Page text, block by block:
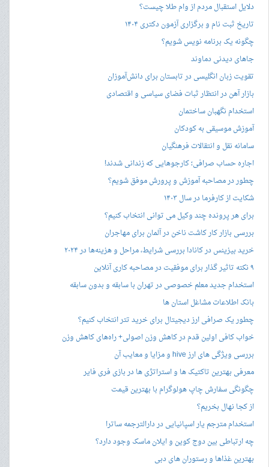
دلایل استقبال مردم از وام طلا چیست؟
تاریخ ثبت نام و برگزاری آزمون دکتری ۱۴۰۴
چگونه یک برنامه نویس شویم؟
جاهای دیدنی دماوند
تقویت زبان انگلیسی در تابستان برای دانش‌آموزان
بازار آهن در انتظار ثبات فضای سیاسی و اقتصادی
استخدام نگهبان ساختمان
آموزش موسیقی به کودکان
سامانه نقل و انتقالات فرهنگیان
اجاره حساب صرافی؛ کارجوهایی که زندانی شدند!
چطور در مصاحبه‌ آموزش و پرورش موفق شویم؟
شکایت از کارفرما در سال ۱۴۰۳
برای هر پرونده چند وکیل می توانی انتخاب کنیم؟
بررسی بازار کار کاشت ناخن در آلمان برای مهاجران
خرید بیزینس در کانادا بررسی شرایط، مراحل و هزینه‌ها در ۲۰۲۴
۹ نکته تاثیر گذار برای موفقیت در مصاحبه کاری آنلاین
استخدام جدید معلم خصوصی در تهران با سابقه و بدون سابقه
بانک اطلاعات مشاغل استان ها
چطور یک صرافی ارز دیجیتال برای خرید تتر انتخاب کنیم؟
خواب کافی اولین قدم در کاهش وزن اصولی+ راه‌های کاهش وزن
بررسی ویژگی های ارز hive و مزایا و معایب آن
معرفی بهترین تاکتیک ها و استراتژی ها در بازی فری فایر
چگونگی سفارش چاپ هولوگرام با بهترین قیمت
از کجا نهال بخریم؟
استخدام مترجم یار اسپانیایی در دارالترجمه ساترا
چه ارتباطی بین دوج کوین و ایلان ماسک وجود دارد؟
بهترین غذاها و رستوران های دبی